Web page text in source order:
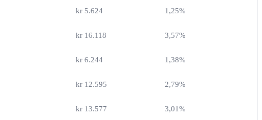
kr 5.624 1,25%
kr 16.118 3,57%
kr 6.244 1,38%
kr 12.595 2,79%
kr 13.577 3,01%